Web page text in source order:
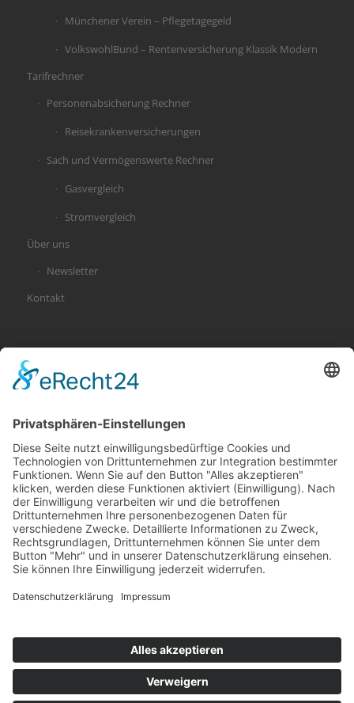
Münchener Verein – Pflegetagegeld
VolkswohlBund – Rentenversicherung Klassik Modern
Tarifrechner
Personenabsicherung Rechner
Reisekrankenversicherungen
Sach und Vermögenswerte Rechner
Gasvergleich
Stromvergleich
Über uns
Newsletter
Kontakt
KATEGORIEN
Altersvorsorge
Gerichtsurteile
Gesundheit und Beruf
Haus
KFZ
Recht
Schadenspraxis
Tiere